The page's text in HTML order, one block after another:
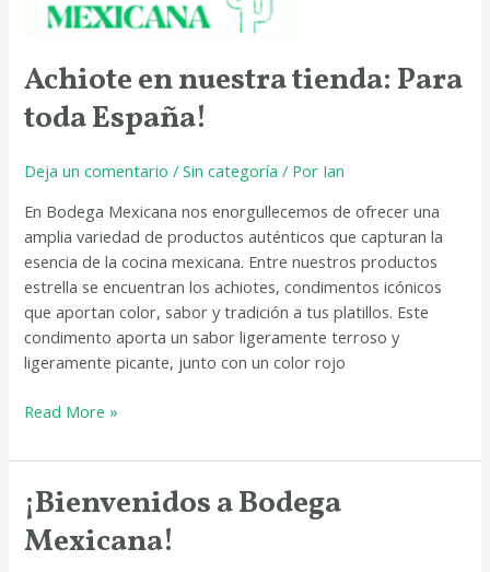
Achiote en nuestra tienda: Para
toda España!
Deja un comentario /Sin categoría / Por Ian
En Bodega Mexicana nos enorgullecemos de ofrecer una
amplia variedad de productos auténticos que capturan la
esencia de la cocina mexicana. Entre nuestros productos
estrella se encuentran los achiotes, condimentos icónicos
que aportan color, sabor y tradición a tus platillos. Este
condimento aporta un sabor ligeramente terroso y
ligeramente picante, junto con un color rojo
Read More »
¡Bienvenidos a Bodega
Mexicana!
¡Bienvenidos
a
Bodega